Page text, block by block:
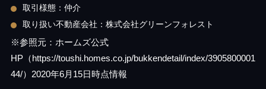
取引様態：仲介
取り扱い不動産会社：株式会社グリーンフォレスト
※参照元：ホームズ公式
HP（https://toushi.homes.co.jp/bukkendetail/index/3905800001
44/）2020年6月15日時点情報